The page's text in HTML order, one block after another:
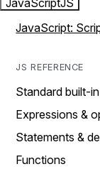
JavaScriptJS
JavaScript:
JS REFERENCE
Standard built-
Expressions &
Statements &
Functions